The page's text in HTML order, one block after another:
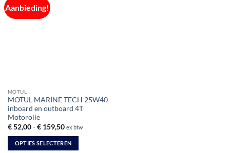
Aanbieding!
MOTUL
MOTUL MARINE TECH 25W40
inboard en outboard 4T
Motorolie
€52,00 - €159,50Prijsklasse:
tot
€ 159,50
ex btw
OPTIES SELECTEREN